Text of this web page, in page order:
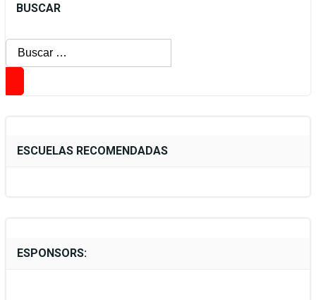
BUSCAR
Buscar:
ESCUELAS RECOMENDADAS
ESPONSORS: